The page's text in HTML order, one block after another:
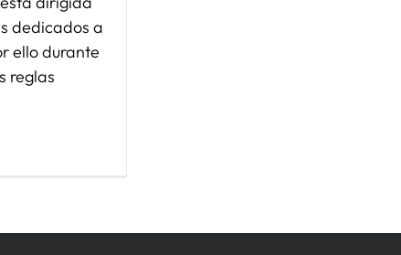
dedicados a
ello durante
reglas